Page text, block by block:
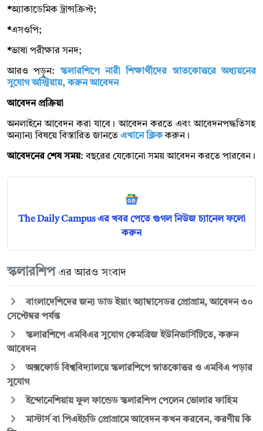
*অ্যাকাডেমিক ট্রান্সক্রিপ্ট;
*এসওপি;
*ভাষা পরীক্ষার সনদ;
আরও পড়ুন:স্কলারশিপে নারী শিক্ষার্থীদের স্নাতকোত্তরে অধ্যয়নের
সুযোগ অস্ট্রিয়ায়, করুন আবেদন
আবেদন প্রক্রিয়া
অনলাইনে আবেদন করা যাবে। আবেদন করতে এবং আবেদনপদ্ধতিসহ
অন্যান্য বিষয়ে বিস্তারিত জানতে এখানে ক্লিককরুন।
আবেদনের শেষ সময়: বছরের যেকোনো সময় আবেদন করতে পারবেন।
The Daily Campus এর খবর পেতে গুগল নিউজ চ্যানেল ফলো
করুন
স্কলারশিপ এর আরও সংবাদ
বাংলাদেশিদের জন্য ডাড ইয়াং অ্যাম্বাসেডর প্রোগ্রাম, আবেদন ৩০
সেপ্টেম্বর পর্যন্ত
স্কলারশিপে এমবিএর সুযোগ কেমব্রিজ ইউনিভার্সিটিতে, করুন
আবেদন
অক্সফোর্ড বিশ্ববিদ্যালয়ে স্কলারশিপে স্নাতকোত্তর ও এমবিএ পড়ার
সুযোগ
ইন্দোনেশিয়ায় ফুল ফান্ডেড স্কলারশিপ পেলেন ভোলার ফাহিম
মাস্টার্স বা পিএইচডি প্রোগ্রামে আবেদন কখন করবেন, করণীয় কি